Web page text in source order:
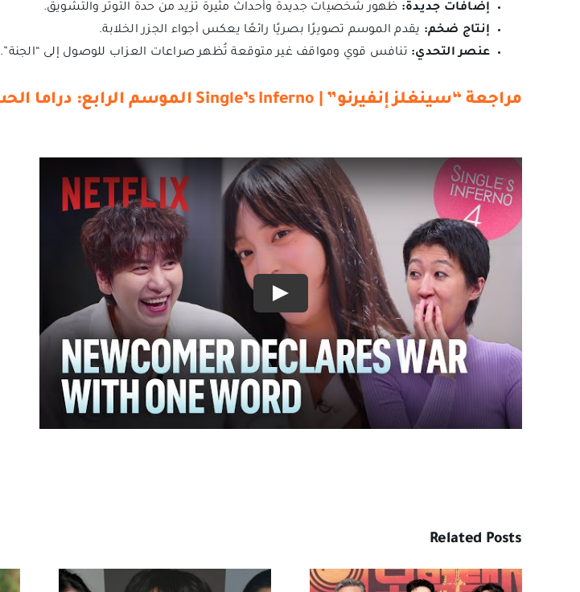
إضافات جديدة: ظهور شخصيات جديدة وأحداث مثيرة تزيد من حدة التوتر والتشويق.
إنتاج ضخم: يقدم الموسم تصويرًا بصريًا رائعًا يعكس أجواء الجزر الخلابة.
عنصر التحدي: تنافس قوي ومواقف غير متوقعة تُظهر صراعات العزاب للوصول إلى “الجنة”.
مراجعة “سينغلز إنفيرنو” | Single’s Inferno الموسم الرابع: دراما الحب والمنافسة
Related Posts